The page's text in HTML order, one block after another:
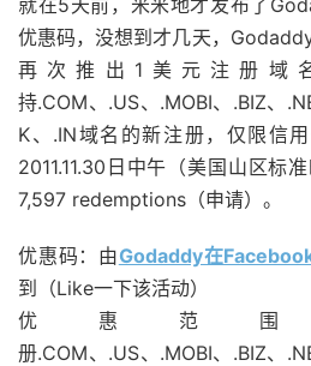
优惠码，没想到才几天，
再次推出1美元注册域
持.COM、.US、.MOBI、.BIZ、
K、.IN域名的新注册，仅限信
2011.11.30日中午（美国山区标
7,597 redemptions（申请）。
优惠码：由Godaddy在
到（Like一下该活动）
优惠范
册.COM、.US、.MOBI、.BIZ、